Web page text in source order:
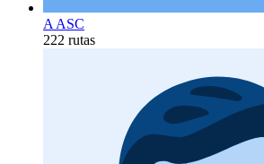
A ASC
222 rutas